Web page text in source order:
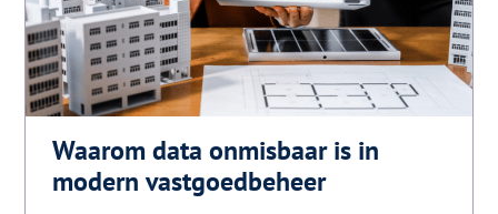
Waarom data onmisbaar is in
modern vastgoedbeheer